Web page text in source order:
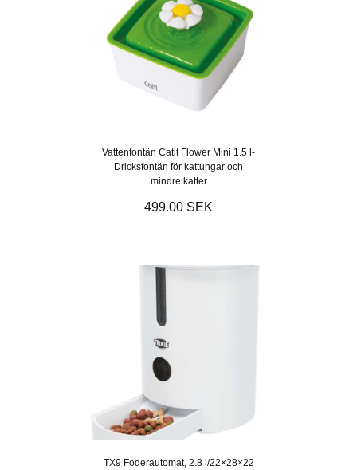
Vattenfontän Catit Flower Mini 1.5 l-
Dricksfontän för kattungar och
mindre katter
499.00 SEK
TX9 Foderautomat, 2.8 l/22×28×22